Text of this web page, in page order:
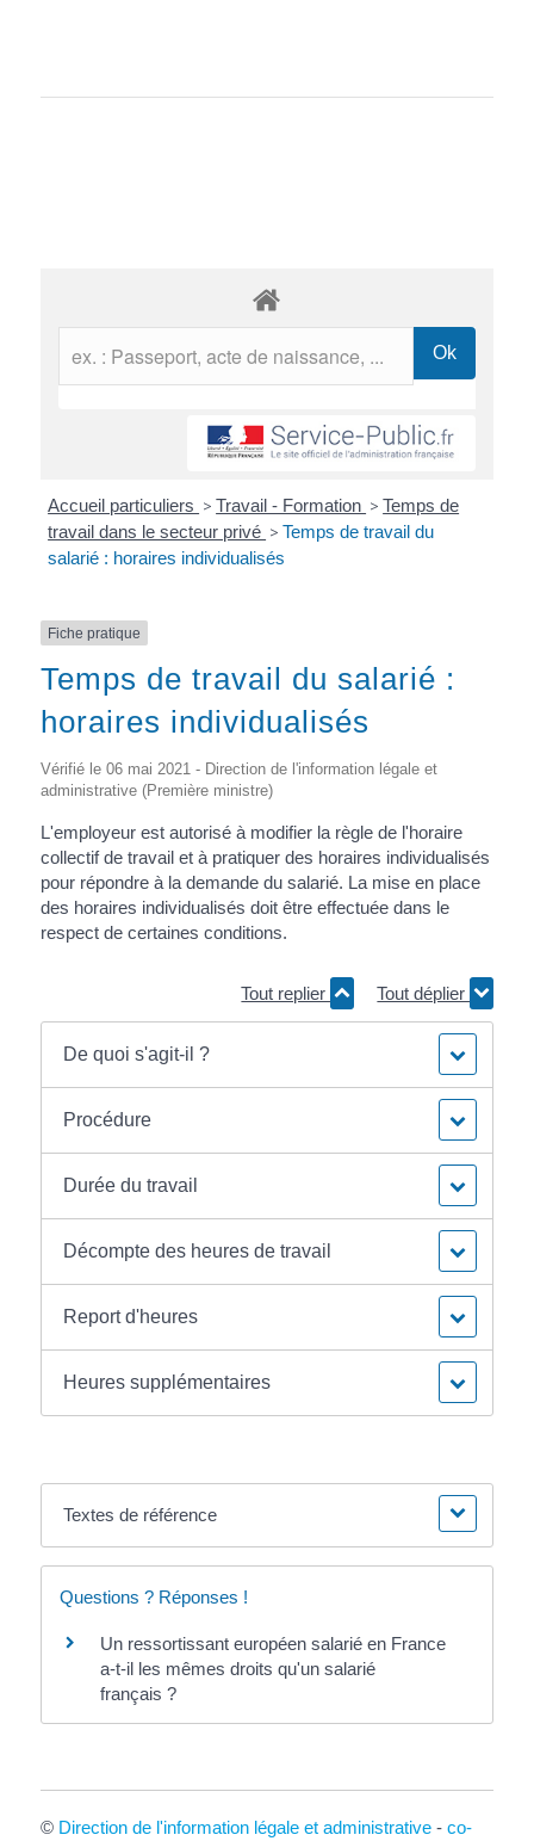
Accueil particuliers > Travail - Formation > Temps de
travail dans le secteur privé > Temps de travail du
salarié : horaires individualisés
Fiche pratique
Temps de travail du salarié :
horaires individualisés
Vérifié le 06 mai 2021 - Direction de l'information légale et
administrative (Première ministre)
L'employeur est autorisé à modifier la règle de l'horaire
collectif de travail et à pratiquer des horaires individualisés
pour répondre à la demande du salarié. La mise en place
des horaires individualisés doit être effectuée dans le
respect de certaines conditions.
Tout replier Tout déplier
De quoi s'agit-il ?
Procédure
Durée du travail
Décompte des heures de travail
Report d'heures
Heures supplémentaires
Textes de référence
Questions ? Réponses !
Un ressortissant européen salarié en France
a-t-il les mêmes droits qu'un salarié
français ?
© Direction de l'information légale et administrative- co-